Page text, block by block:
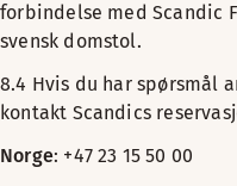
forbindelse med Scandic
svensk domstol.
8.4 Hvis du har spørsmål
kontakt Scandics
Norge: +47 23 15 50 00